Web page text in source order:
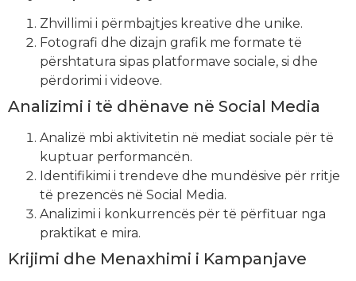
Zhvillimi i përmbajtjes kreative dhe unike.
Fotografi dhe dizajn grafik me formate të
përshtatura sipas platformave sociale, si dhe
përdorimi i videove.
Analizimi i të dhënave në Social Media
Analizë mbi aktivitetin në mediat sociale për të
kuptuar performancën.
Identifikimi i trendeve dhe mundësive për rritje
të prezencës në Social Media.
Analizimi i konkurrencës për të përfituar nga
praktikat e mira.
Krijimi dhe Menaxhimi i Kampanjave